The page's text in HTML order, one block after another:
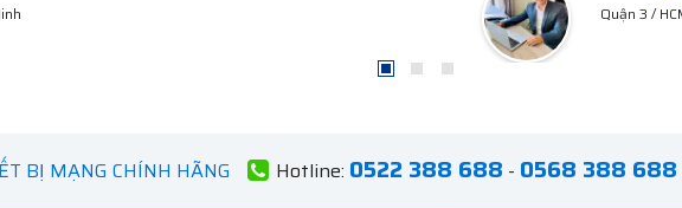
Hà Tây
BỊ MẠNG CHÍNH HÃNG Hotline: 0522 388 688 - 0568 388 688